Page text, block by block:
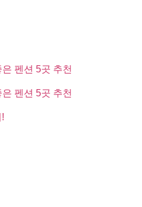
펜션 5곳 추천
펜션 5곳 추천